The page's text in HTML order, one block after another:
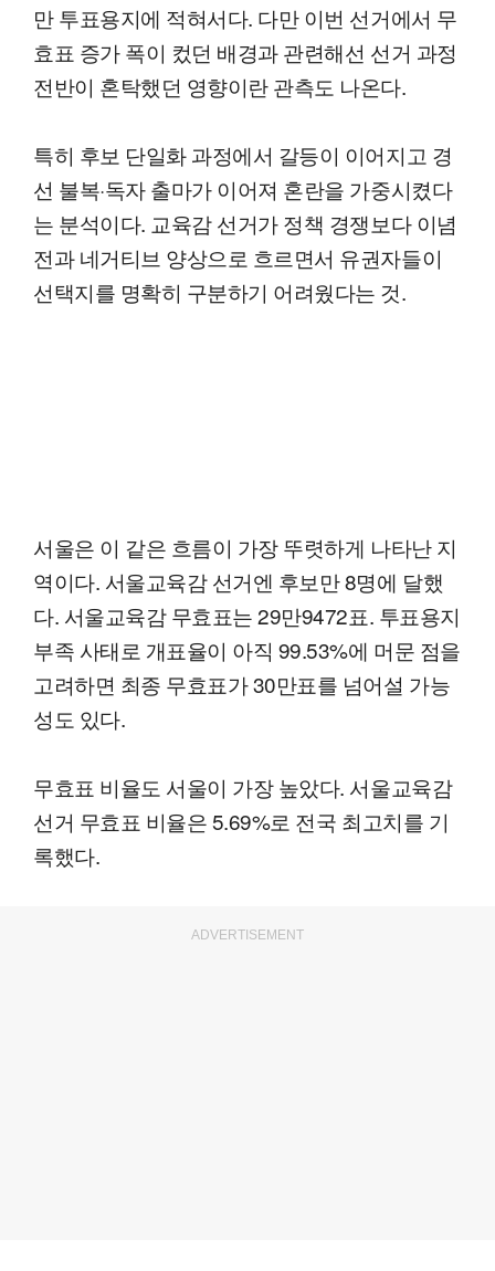
만 투표용지에 적혀서다. 다만 이번 선거에서 무
효표 증가 폭이 컸던 배경과 관련해선 선거 과정
전반이 혼탁했던 영향이란 관측도 나온다.
특히 후보 단일화 과정에서 갈등이 이어지고 경
선 불복·독자 출마가 이어져 혼란을 가중시켰다
는 분석이다. 교육감 선거가 정책 경쟁보다 이념
전과 네거티브 양상으로 흐르면서 유권자들이
선택지를 명확히 구분하기 어려웠다는 것.
서울은 이 같은 흐름이 가장 뚜렷하게 나타난 지
역이다. 서울교육감 선거엔 후보만 8명에 달했
다. 서울교육감 무효표는 29만9472표. 투표용지
부족 사태로 개표율이 아직 99.53%에 머문 점을
고려하면 최종 무효표가 30만표를 넘어설 가능
성도 있다.
무효표 비율도 서울이 가장 높았다. 서울교육감
선거 무효표 비율은 5.69%로 전국 최고치를 기
록했다.
ADVERTISEMENT